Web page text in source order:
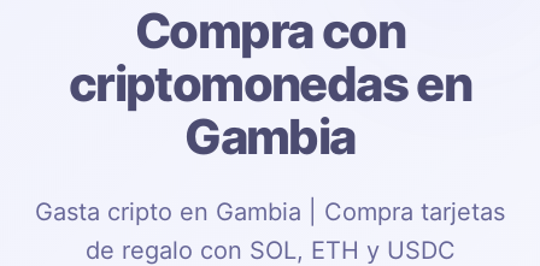
Compra con
criptomonedas en
Gambia
Gasta cripto en Gambia | Compra tarjetas
de regalo con SOL, ETH y USDC